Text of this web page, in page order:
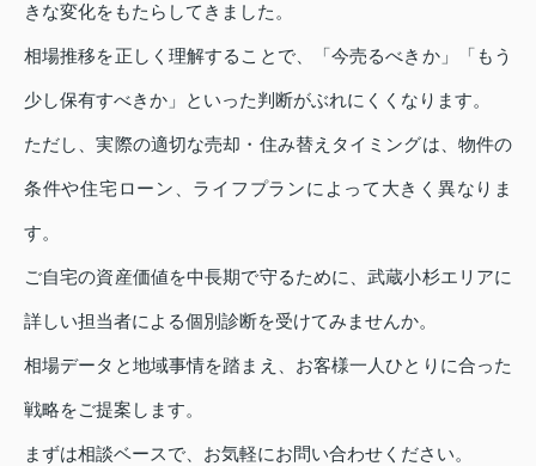
きな変化をもたらしてきました。
相場推移を正しく理解することで、「今売るべきか」「もう
少し保有すべきか」といった判断がぶれにくくなります。
ただし、実際の適切な売却・住み替えタイミングは、物件の
条件や住宅ローン、ライフプランによって大きく異なりま
す。
ご自宅の資産価値を中長期で守るために、武蔵小杉エリアに
詳しい担当者による個別診断を受けてみませんか。
相場データと地域事情を踏まえ、お客様一人ひとりに合った
戦略をご提案します。
まずは相談ベースで、お気軽にお問い合わせください。